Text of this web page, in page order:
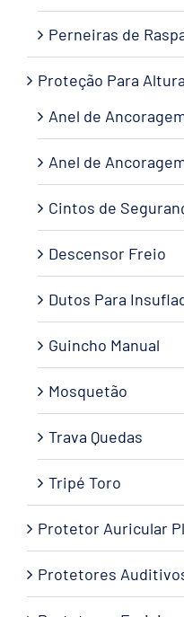
Perneiras de
Proteção Para Altura
Anel de
Anel de
Cintos de
Descensor Freio
Dutos Para
Guincho Manual
Mosquetão
Trava Quedas
Tripé Toro
Protetor Auricular
Protetores